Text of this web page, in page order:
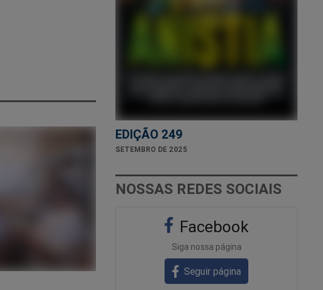
EDIÇÃO 249
SETEMBRO DE 2025
NOSSAS REDES SOCIAIS
Facebook
Siga nossa página
Seguir página